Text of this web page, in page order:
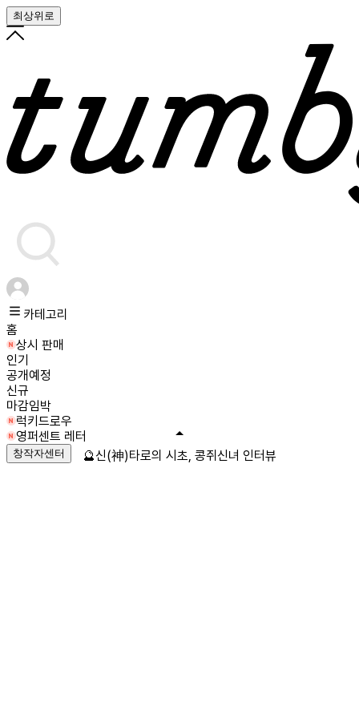
최상위로
카테고리
홈
상시 판매
인기
공개예정
신규
마감임박
럭키드로우
영퍼센트 레터
창작자센터 🔮신(神)타로의 시초, 콩쥐신녀 인터뷰